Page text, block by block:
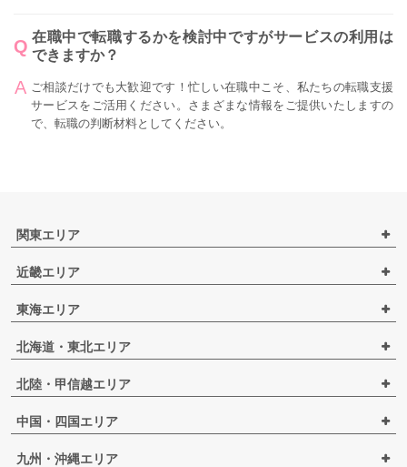
在職中で転職するかを検討中ですがサービスの利用は
できますか？
ご相談だけでも大歓迎です！忙しい在職中こそ、私たちの転職支援
サービスをご活用ください。さまざまな情報をご提供いたしますの
で、転職の判断材料としてください。
関東エリア
近畿エリア
東海エリア
北海道・東北エリア
北陸・甲信越エリア
中国・四国エリア
九州・沖縄エリア